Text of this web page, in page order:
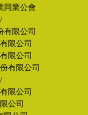
同業公會
有限公司
限公司
限公司
有限公司
限公司
公司